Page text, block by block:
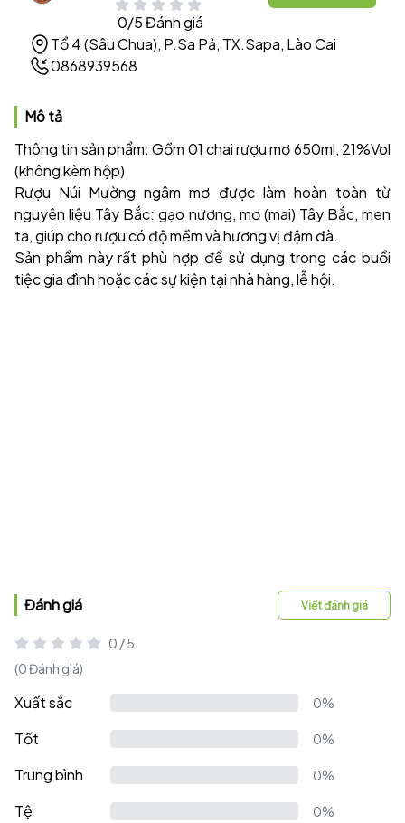
0/5 Đánh giá
Tổ 4 (Sâu Chua), P.Sa Pả, TX.Sapa, Lào Cai
0868939568
Mô tả
Thông tin sản phẩm: Gồm 01 chai rượu mơ 650ml, 21%Vol
(không kèm hộp)
Rượu Núi Mường ngâm mơ được làm hoàn toàn từ
nguyên liệu Tây Bắc: gạo nương, mơ (mai) Tây Bắc, men
ta, giúp cho rượu có độ mềm và hương vị đậm đà.
Sản phẩm này rất phù hợp để sử dụng trong các buổi
tiệc gia đình hoặc các sự kiện tại nhà hàng, lễ hội.
Đánh giá Viết đánh giá
0 / 5
(0 Đánh giá)
Xuất sắc 0%
Tốt 0%
Trung bình 0%
Tệ 0%